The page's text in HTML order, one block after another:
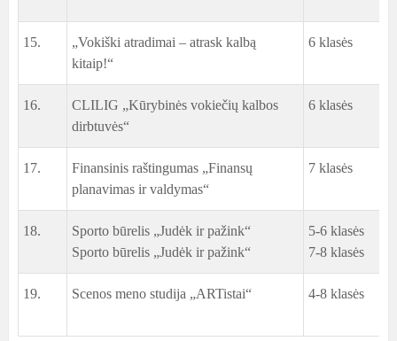
15.
„Vokiški atradimai – atrask kalbą
kitaip!“
6 klasės
16.
CLILIG „Kūrybinės vokiečių kalbos
dirbtuvės“
6 klasės
17.
Finansinis raštingumas „Finansų
planavimas ir valdymas“
7 klasės
18.
Sporto būrelis „Judėk ir pažink“
Sporto būrelis „Judėk ir pažink“
5-6 klasės
7-8 klasės
19. Scenos meno studija „ARTistai“ 4-8 klasės